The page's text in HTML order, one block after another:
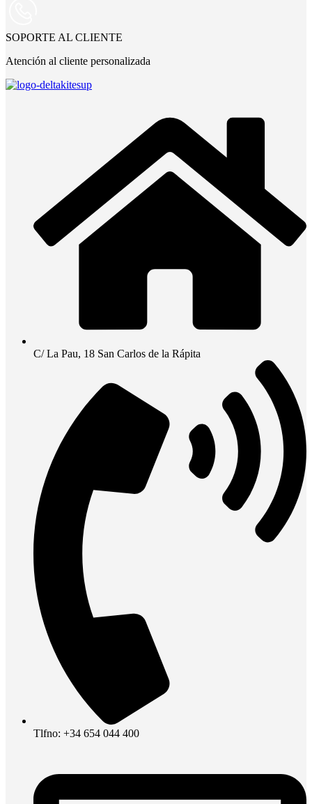
SOPORTE AL CLIENTE
Atención al cliente personalizada
C/ La Pau, 18 San Carlos de la Rápita
Tlfno: +34 654 044 400